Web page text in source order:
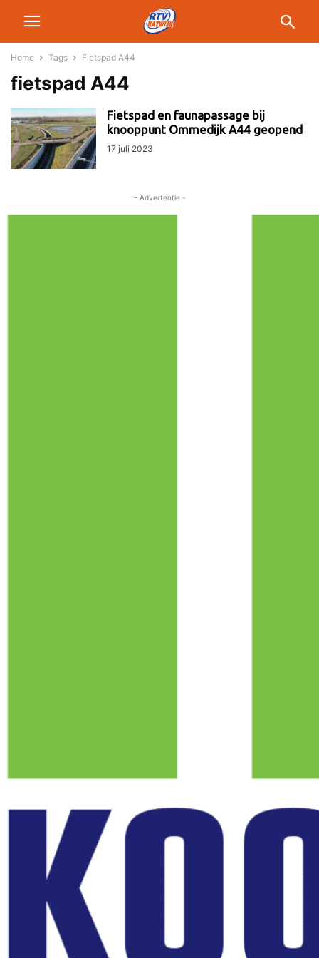
Home Tags Fietspad A44
fietspad A44
Fietspad en faunapassage bij
knooppunt Ommedijk A44 geopend
17 juli 2023
- Advertentie -